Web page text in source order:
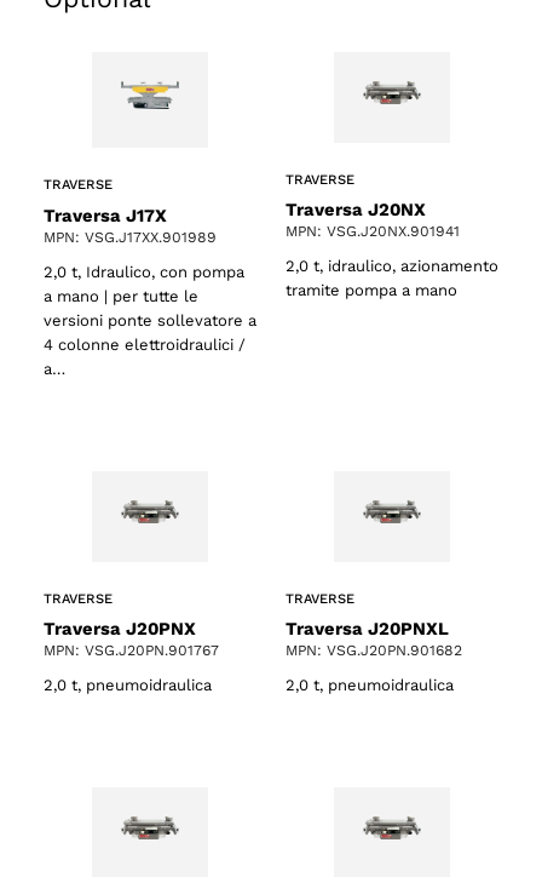
TRAVERSE
Traversa J17X
MPN: VSG.J17XX.901989
2,0 t, Idraulico, con pompa
a mano | per tutte le
versioni ponte sollevatore a
4 colonne elettroidraulici /
a…
TRAVERSE
Traversa J20NX
MPN: VSG.J20NX.901941
2,0 t, idraulico, azionamento
tramite pompa a mano
TRAVERSE
Traversa J20PNX
MPN: VSG.J20PN.901767
2,0 t, pneumoidraulica
TRAVERSE
Traversa J20PNXL
MPN: VSG.J20PN.901682
2,0 t, pneumoidraulica